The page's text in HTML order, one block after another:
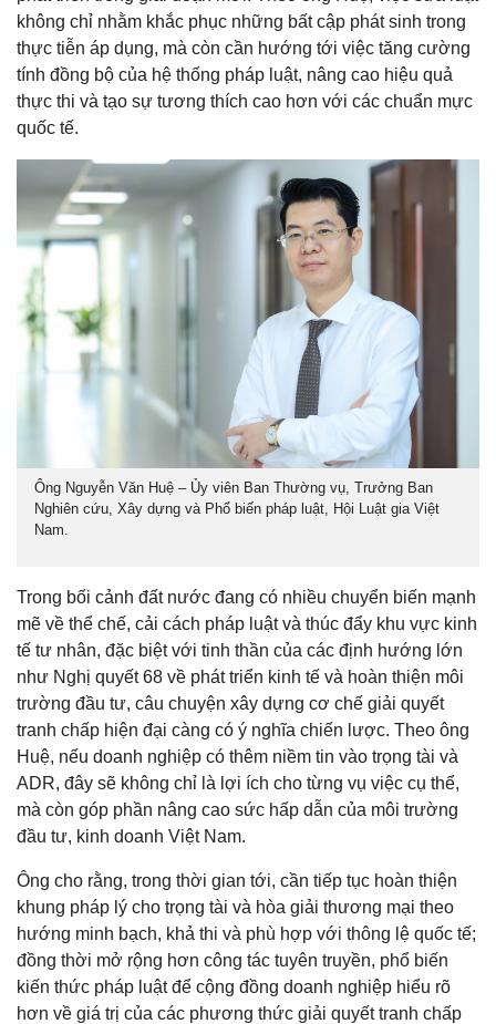
không chỉ nhằm khắc phục những bất cập phát sinh trong
thực tiễn áp dụng, mà còn cần hướng tới việc tăng cường
tính đồng bộ của hệ thống pháp luật, nâng cao hiệu quả
thực thi và tạo sự tương thích cao hơn với các chuẩn mực
quốc tế.
Ông Nguyễn Văn Huệ – Ủy viên Ban Thường vụ, Trưởng Ban
Nghiên cứu, Xây dựng và Phổ biến pháp luật, Hội Luật gia Việt
Nam.
Trong bối cảnh đất nước đang có nhiều chuyển biến mạnh
mẽ về thể chế, cải cách pháp luật và thúc đẩy khu vực kinh
tế tư nhân, đặc biệt với tinh thần của các định hướng lớn
như Nghị quyết 68 về phát triển kinh tế và hoàn thiện môi
trường đầu tư, câu chuyện xây dựng cơ chế giải quyết
tranh chấp hiện đại càng có ý nghĩa chiến lược. Theo ông
Huệ, nếu doanh nghiệp có thêm niềm tin vào trọng tài và
ADR, đây sẽ không chỉ là lợi ích cho từng vụ việc cụ thể,
mà còn góp phần nâng cao sức hấp dẫn của môi trường
đầu tư, kinh doanh Việt Nam.
Ông cho rằng, trong thời gian tới, cần tiếp tục hoàn thiện
khung pháp lý cho trọng tài và hòa giải thương mại theo
hướng minh bạch, khả thi và phù hợp với thông lệ quốc tế;
đồng thời mở rộng hơn công tác tuyên truyền, phổ biến
kiến thức pháp luật để cộng đồng doanh nghiệp hiểu rõ
hơn về giá trị của các phương thức giải quyết tranh chấp